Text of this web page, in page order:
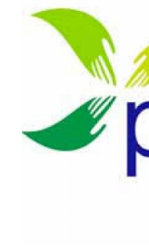
WAHANA
ADVOKAT
OPINI